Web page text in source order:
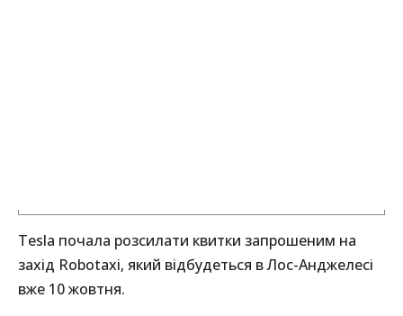
Tesla почала розсилати квитки запрошеним на
захід Robotaxi, який відбудеться в Лос-Анджелесі
вже 10 жовтня.